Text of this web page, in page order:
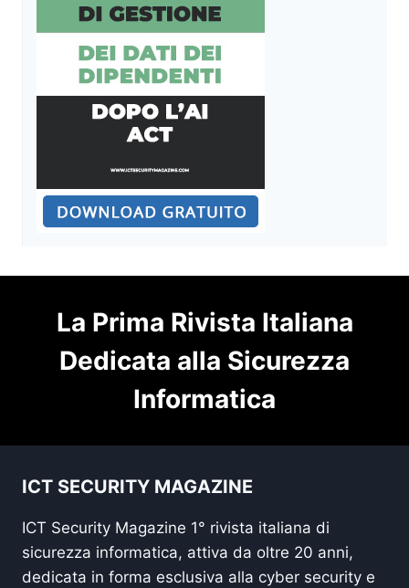
La Prima Rivista Italiana
Dedicata alla Sicurezza
Informatica
ICT SECURITY MAGAZINE
ICT Security Magazine 1° rivista italiana di
sicurezza informatica, attiva da oltre 20 anni,
dedicata in forma esclusiva alla cyber security e